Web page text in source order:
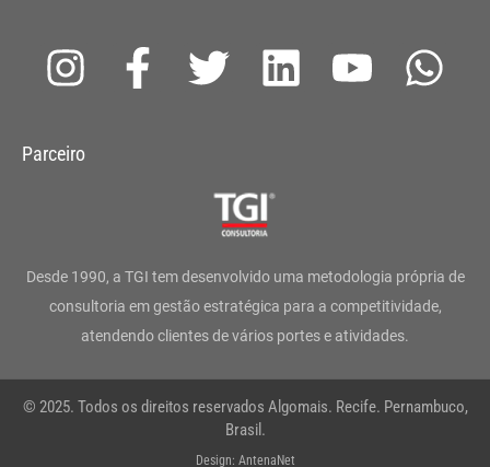
I
s
g
r
a
m
F
a
o
o
k
-
T
t
e
r
L
d
i
n
Y
b
e
W
a
p
Parceiro
Desde 1990, a TGI tem desenvolvido uma metodologia própria de
consultoria em gestão estratégica para a competitividade,
atendendo clientes de vários portes e atividades.
© 2025. Todos os direitos reservados Algomais. Recife. Pernambuco,
Brasil.
Design: AntenaNet